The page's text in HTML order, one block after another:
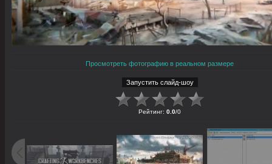
Просмотреть фотографию в реальном размере
Рейтинг: 0.0/0